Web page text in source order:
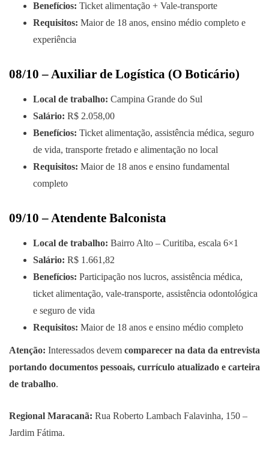
Benefícios: Ticket alimentação + Vale-transporte
Requisitos: Maior de 18 anos, ensino médio completo e
experiência
08/10 – Auxiliar de Logística (O Boticário)
Local de trabalho: Campina Grande do Sul
Salário: R$ 2.058,00
Benefícios: Ticket alimentação, assistência médica, seguro
de vida, transporte fretado e alimentação no local
Requisitos: Maior de 18 anos e ensino fundamental
completo
09/10 – Atendente Balconista
Local de trabalho: Bairro Alto – Curitiba, escala 6×1
Salário: R$ 1.661,82
Benefícios: Participação nos lucros, assistência médica,
ticket alimentação, vale-transporte, assistência odontológica
e seguro de vida
Requisitos: Maior de 18 anos e ensino médio completo
Atenção: Interessados devem comparecer na data da entrevista
portando documentos pessoais, currículo atualizado e carteira
de trabalho.
Regional Maracanã: Rua Roberto Lambach Falavinha, 150 –
Jardim Fátima.